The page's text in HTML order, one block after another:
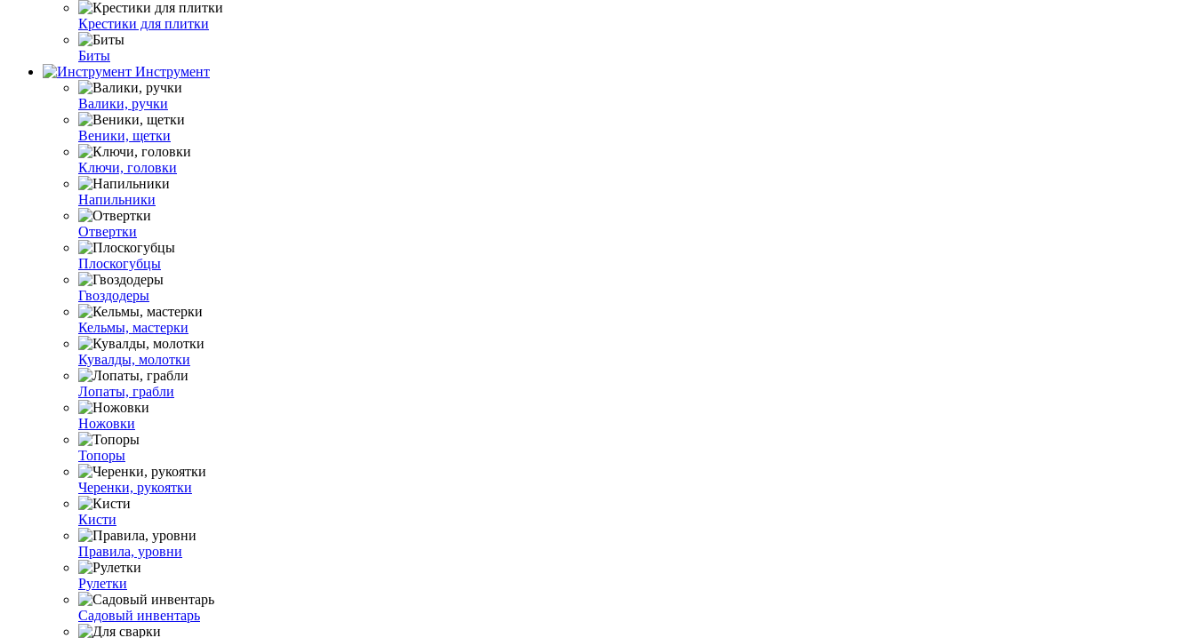
Крестики для плитки
Биты
Инструмент
Валики, ручки
Веники, щетки
Ключи, головки
Напильники
Отвертки
Плоскогубцы
Гвоздодеры
Кельмы, мастерки
Кувалды, молотки
Лопаты, грабли
Ножовки
Топоры
Черенки, рукоятки
Кисти
Правила, уровни
Рулетки
Садовый инвентарь